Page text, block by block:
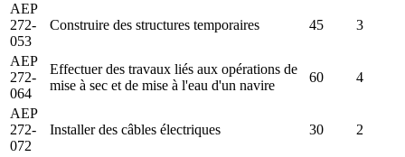
AEP
272-
053
Construire des structures temporaires 45 3
AEP
272-
064
Effectuer des travaux liés aux opérations de
mise à sec et de mise à l'eau d'un navire
60 4
AEP
272-
072
Installer des câbles électriques 30 2